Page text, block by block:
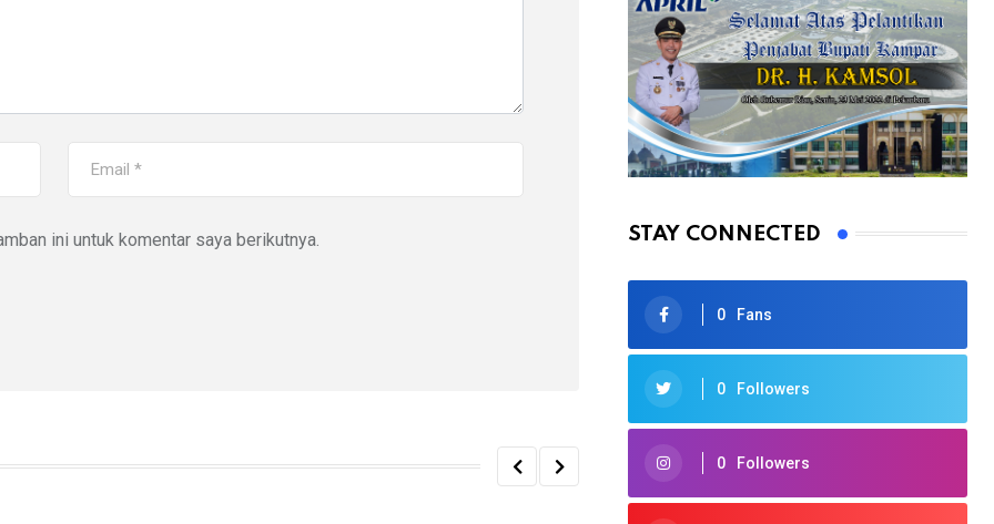
ini untuk komentar saya berikutnya. STAY CONNECTED
0 Fans
0 Followers
0 Followers